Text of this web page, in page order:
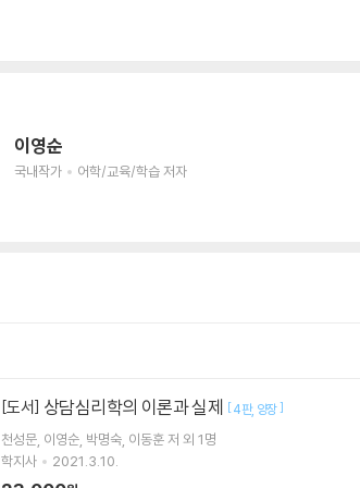
이영순
국내작가 어학/교육/학습 저자
[도서] 상담심리학의 이론과 실제 [4판 양장]
천성문 이영순 박명숙 이동훈저 외 1명
학지사
2021.3.10.